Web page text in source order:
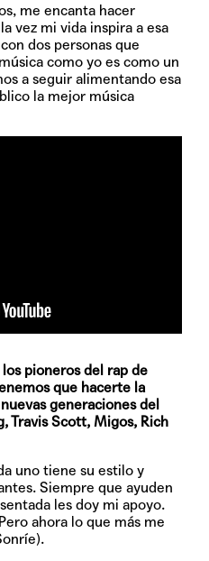
me encanta hacer
vez mi vida inspira a esa
dos personas que
como yo es como un
a seguir alimentando esa
la mejor música
pioneros del rap de
que hacerte la
generaciones del
Travis Scott, Migos, Rich
uno tiene su estilo y
Siempre que ayuden
les doy mi apoyo.
ahora lo que más me